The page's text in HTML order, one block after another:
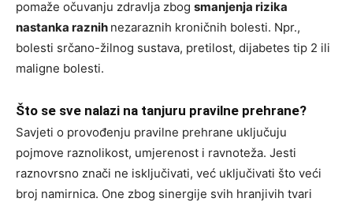
pomaže očuvanju zdravlja zbog smanjenja rizika
nastanka raznih nezaraznih kroničnih bolesti. Npr.,
bolesti srčano-žilnog sustava, pretilost, dijabetes tip 2 ili
maligne bolesti.
Što se sve nalazi na tanjuru pravilne prehrane?
Savjeti o provođenju pravilne prehrane uključuju
pojmove raznolikost, umjerenost i ravnoteža. Jesti
raznovrsno znači ne isključivati, već uključivati što veći
broj namirnica. One zbog sinergije svih hranjivih tvari